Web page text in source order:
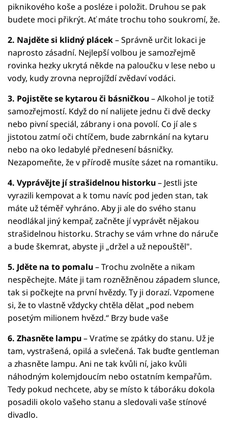
piknikového koše a posléze i položit. Druhou se pak
budete moci přikrýt. Ať máte trochu toho soukromí, že.
2. Najděte si klidný plácek– Správně určit lokaci je
naprosto zásadní. Nejlepší volbou je samozřejmě
rovinka hezky ukrytá někde na paloučku v lese nebo u
vody, kudy zrovna neprojíždí zvědaví vodáci.
3. Pojistěte se kytarou či básničkou– Alkohol je totiž
samozřejmostí. Když do ní nalijete jednu či dvě decky
nebo pivní speciál, zábrany i ona povolí. Co jí ale s
jistotou zatmí oči chtíčem, bude zabrnkání na kytaru
nebo na oko ledabylé přednesení básničky.
Nezapomeňte, že v přírodě musíte sázet na romantiku.
4. Vyprávějte jí strašidelnou historku– Jestli jste
vyrazili kempovat a k tomu navíc pod jeden stan, tak
máte už téměř vyhráno. Aby ji ale do svého stanu
neodlákal jiný kempař, začněte jí vyprávět nějakou
strašidelnou historku. Strachy se vám vrhne do náruče
a bude škemrat, abyste ji „držel a už nepouštěl".
5. Jděte na to pomalu– Trochu zvolněte a nikam
nespěchejte. Máte ji tam rozněžněnou západem slunce,
tak si počkejte na první hvězdy. Ty ji dorazí. Vzpomene
si, že to vlastně vždycky chtěla dělat „pod nebem
posetým milionem hvězd.“ Brzy bude vaše
6. Zhasněte lampu– Vraťme se zpátky do stanu. Už je
tam, vystrašená, opilá a svlečená. Tak buďte gentleman
a zhasněte lampu. Ani ne tak kvůli ní, jako kvůli
náhodným kolemjdoucím nebo ostatním kempařům.
Tedy pokud nechcete, aby se místo k táboráku dokola
posadili okolo vašeho stanu a sledovali vaše stínové
divadlo.